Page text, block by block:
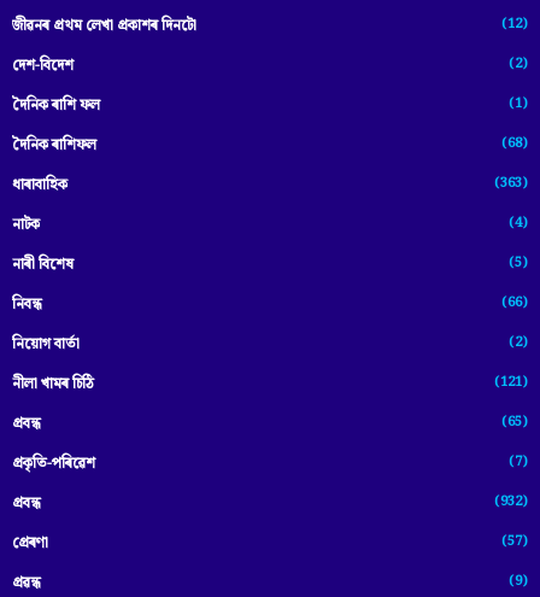
জীৱনৰ প্ৰথম লেখা প্ৰকাশৰ দিনটো (12)
দেশ-বিদেশ (2)
দৈনিক ৰাশি ফল (1)
দৈনিক ৰাশিফল (68)
ধাৰাবাহিক (363)
নাটক (4)
নাৰী বিশেষ (5)
নিবন্ধ (66)
নিয়োগ বাৰ্তা (2)
নীলা খামৰ চিঠি (121)
প্রবন্ধ (65)
প্ৰকৃতি-পৰিৱেশ (7)
প্ৰবন্ধ (932)
প্ৰেৰণা (57)
প্ৰৱন্ধ (9)